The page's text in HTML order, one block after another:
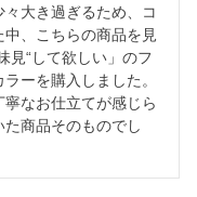
大き過ぎるため、コ
、こちらの商品を見
見“して欲しい」のフ
ーを購入しました。
なお仕立てが感じら
商品そのものでし